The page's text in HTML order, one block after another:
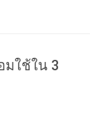
มใช้ใน 3